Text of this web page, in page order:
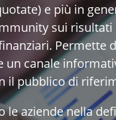
e più in
sui risultati
Permette
un canale
il pubblico di
le aziende nella